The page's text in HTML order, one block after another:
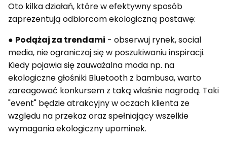
Oto kilka działań, które w efektywny sposób
zaprezentują odbiorcom ekologiczną postawę:
● Podążaj za trendami - obserwuj rynek, social
media, nie ograniczaj się w poszukiwaniu inspiracji.
Kiedy pojawia się zauważalna moda np. na
ekologiczne głośniki Bluetooth z bambusa, warto
zareagować konkursem z taką właśnie nagrodą. Taki
"event" będzie atrakcyjny w oczach klienta ze
względu na przekaz oraz spełniający wszelkie
wymagania ekologiczny upominek.